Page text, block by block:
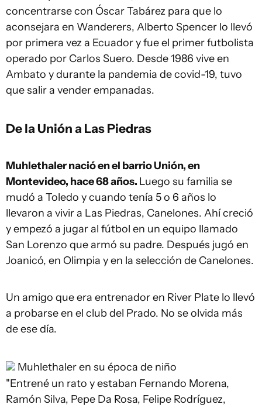
concentrarse con Óscar Tabárez para que lo
aconsejara en Wanderers, Alberto Spencer lo llevó
por primera vez a Ecuador y fue el primer futbolista
operado por Carlos Suero. Desde 1986 vive en
Ambato y durante la pandemia de covid-19, tuvo
que salir a vender empanadas.
De la Unión a Las Piedras
Muhlethaler nació en el barrio Unión, en
Montevideo, hace 68 años. Luego su familia se
mudó a Toledo y cuando tenía 5 o 6 años lo
llevaron a vivir a Las Piedras, Canelones. Ahí creció
y empezó a jugar al fútbol en un equipo llamado
San Lorenzo que armó su padre. Después jugó en
Joanicó, en Olimpia y en la selección de Canelones.
Un amigo que era entrenador en River Plate lo llevó
a probarse en el club del Prado. No se olvida más
de ese día.
Muhlethaler en su época de niño
"Entrené un rato y estaban Fernando Morena,
Ramón Silva, Pepe Da Rosa, Felipe Rodríguez,